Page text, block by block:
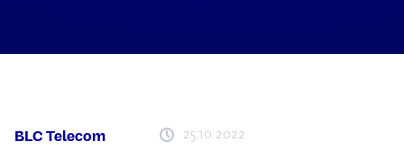
BLC Telecom 25.10.2022